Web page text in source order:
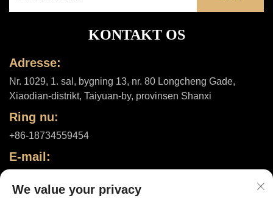
KONTAKT OS
Adresse:
Nr. 1029, 1. sal, bygning 13, nr. 80 Longcheng Gade,
Xiaodian-distrikt, Taiyuan-by, provinsen Shanxi
Ring nu:
+86-18734559454
E-mail:
We value your privacy